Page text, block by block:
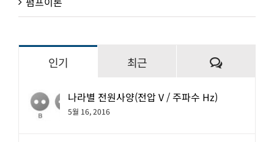
인기 최근
댓
나라별 전원사양(전압 V / 주파수 Hz)
5월 16, 2016